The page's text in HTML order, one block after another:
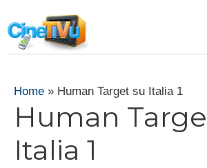
al
contenuto
Home » Human Target su Italia 1
Human
Italia 1